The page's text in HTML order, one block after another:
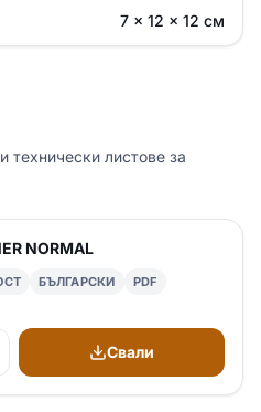
7 × 12 × 12 см
листове за
NORMAL
БЪЛГАРСКИ PDF
Свали